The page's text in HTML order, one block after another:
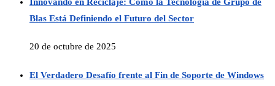
Blas Está Definiendo el Futuro del Sector
20 de octubre de 2025
El Verdadero Desafío frente al Fin de Soporte de Windows